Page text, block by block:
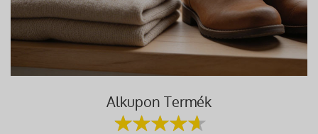
Alkupon Termék